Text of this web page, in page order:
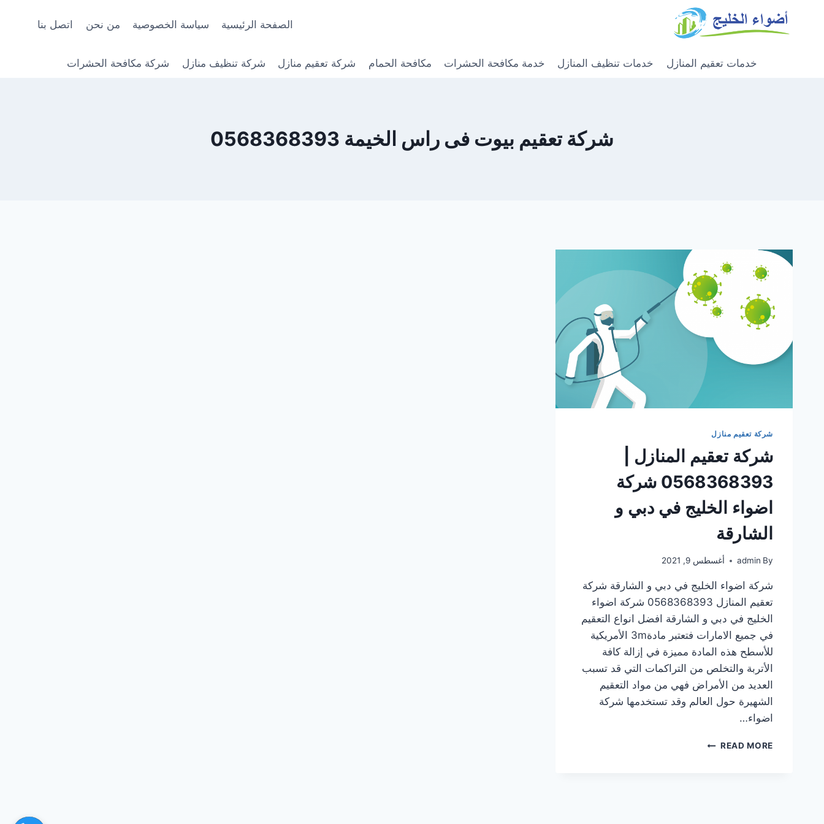
الصفحة الرئيسية سياسة الخصوصية من نحن اتصل بنا
خدمات تعقيم المنازل خدمات تنظيف المنازل خدمة مكافحة الحشرات مكافحة الحمام شركة تعقيم منازل شركة تنظيف منازل شركة مكافحة الحشرات
شركة تعقيم بيوت فى راس الخيمة 0568368393
شركة تعقيم منازل
شركة تعقيم المنازل |
0568368393 شركة
اضواء الخليج في دبي و
الشارقة
By
admin أغسطس 9, 2021
شركة اضواء الخليج في دبي و الشارقة شركة
تعقيم المنازل 0568368393 شركة اضواء
الخليج في دبي و الشارقة افضل انواع التعقيم
في جميع الامارات فتعتبر مادة3m الأمريكية
للأسطح هذه المادة مميزة في إزالة كافة
الأتربة والتخلص من التراكمات التي قد تسبب
العديد من الأمراض فهي من مواد التعقيم
الشهيرة حول العالم وقد تستخدمها شركة
اضواء…
READ MORE